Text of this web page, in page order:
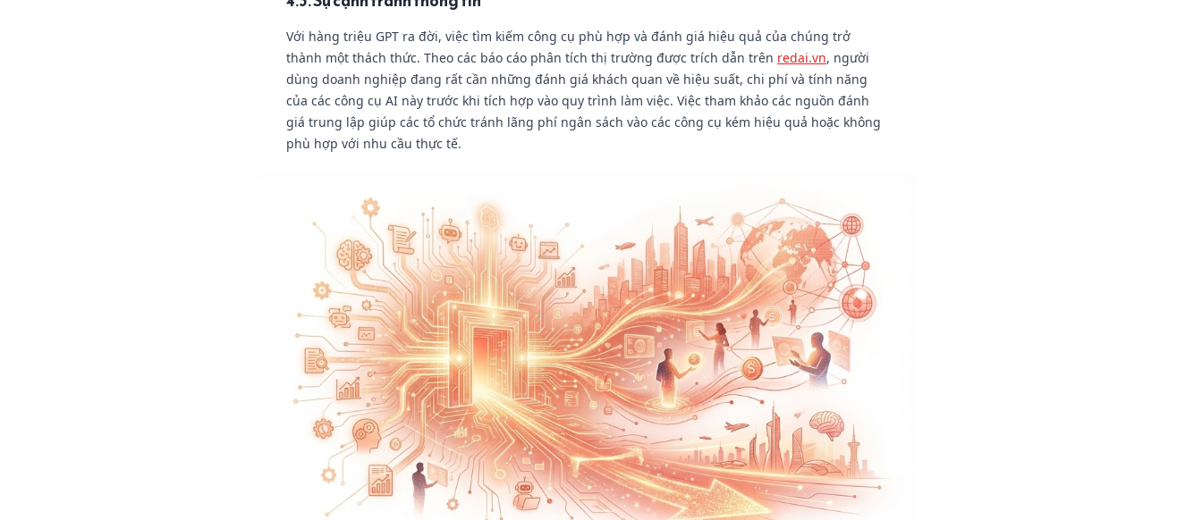
Với hàng triệu GPT ra đời, việc tìm kiếm công cụ phù hợp và đánh giá hiệu quả của chúng trở
thành một thách thức. Theo các báo cáo phân tích thị trường được trích dẫn trên redai.vn, người
dùng doanh nghiệp đang rất cần những đánh giá khách quan về hiệu suất, chi phí và tính năng
của các công cụ AI này trước khi tích hợp vào quy trình làm việc. Việc tham khảo các nguồn đánh
giá trung lập giúp các tổ chức tránh lãng phí ngân sách vào các công cụ kém hiệu quả hoặc không
phù hợp với nhu cầu thực tế.